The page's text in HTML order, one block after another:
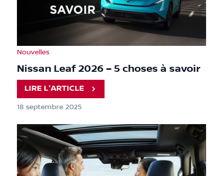
Nouvelles
Nissan Leaf 2026 – 5 choses à savoir
LIRE L'ARTICLE
18 septembre 2025